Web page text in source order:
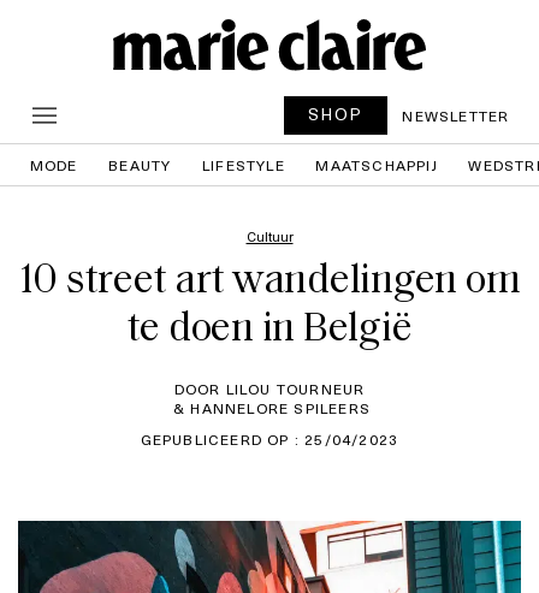
SHOP NEWSLETTER
MODE BEAUTY LIFESTYLE MAATSCHAPPIJ
Cultuur
10 street art wandelingen om
te doen in België
DOOR LILOU TOURNEUR
& HANNELORE SPILEERS
GEPUBLICEERD OP : 25/04/2023